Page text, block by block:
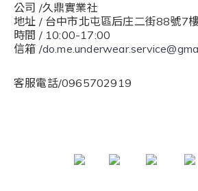
公司 /久鼎實業社
地址 / 台中市北屯區后庄二街88號7
時間 / 10:00-17:00
信箱 /
客服電話/0965702919